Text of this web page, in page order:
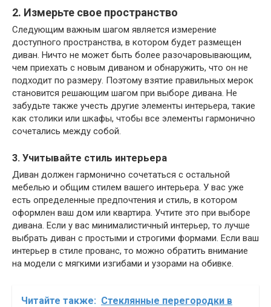
2. Измерьте свое пространство
Следующим важным шагом является измерение
доступного пространства, в котором будет размещен
диван. Ничто не может быть более разочаровывающим,
чем приехать с новым диваном и обнаружить, что он не
подходит по размеру. Поэтому взятие правильных мерок
становится решающим шагом при выборе дивана. Не
забудьте также учесть другие элементы интерьера, такие
как столики или шкафы, чтобы все элементы гармонично
сочетались между собой.
3. Учитывайте стиль интерьера
Диван должен гармонично сочетаться с остальной
мебелью и общим стилем вашего интерьера. У вас уже
есть определенные предпочтения и стиль, в котором
оформлен ваш дом или квартира. Учтите это при выборе
дивана. Если у вас минималистичный интерьер, то лучше
выбрать диван с простыми и строгими формами. Если ваш
интерьер в стиле прованс, то можно обратить внимание
на модели с мягкими изгибами и узорами на обивке.
Читайте также: Стеклянные перегородки в